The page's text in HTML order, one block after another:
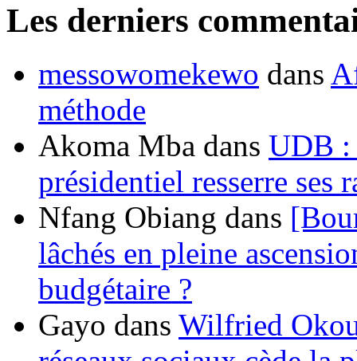
Les derniers
messowomekewo dans
méthode
Akoma Mba dans UDB :
présidentiel resserre ses
Nfang Obiang dans
lâchés en pleine
budgétaire ?
Gayo dans Wilfried